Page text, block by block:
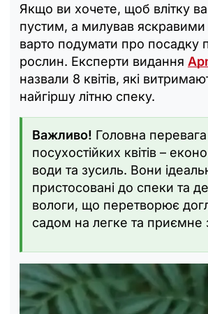
Якщо ви хочете, щоб влітку
пустим, а милував яскравими
варто подумати про посадку
рослин. Експерти видання
назвали 8 квітів, які
найгіршу літню спеку.
Важливо! Головна перевага
посухостійких квітів –
води та зусиль. Вони
пристосовані до спеки та
вологи, що перетворює
садом на легке та приємне